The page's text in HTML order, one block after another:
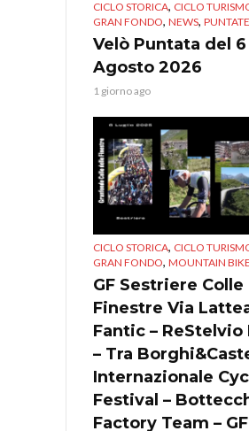
CICLO STORICA, CICLO
GRAN FONDO, NEWS, PUNTATE
Velò Puntata del 6
Agosto 2026
1 giorno ago
CICLO STORICA, CICLO
GRAN FONDO, MOUNTAIN BIKE
GF Sestriere
Finestre Via
Fantic – ReStelvio
– Tra
Internazionale
Festival –
Factory Team – GF